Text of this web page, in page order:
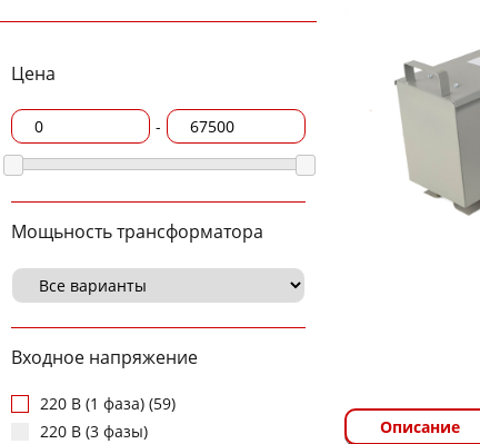
Цена
-
Мощьность трансформатора
Входное напряжение
220 В (1 фаза) (59)
220 В (3 фазы)
Описание